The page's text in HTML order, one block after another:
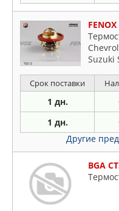
Suzuki
Срок поставки
1 дн.
1 дн.
Другие
BGA